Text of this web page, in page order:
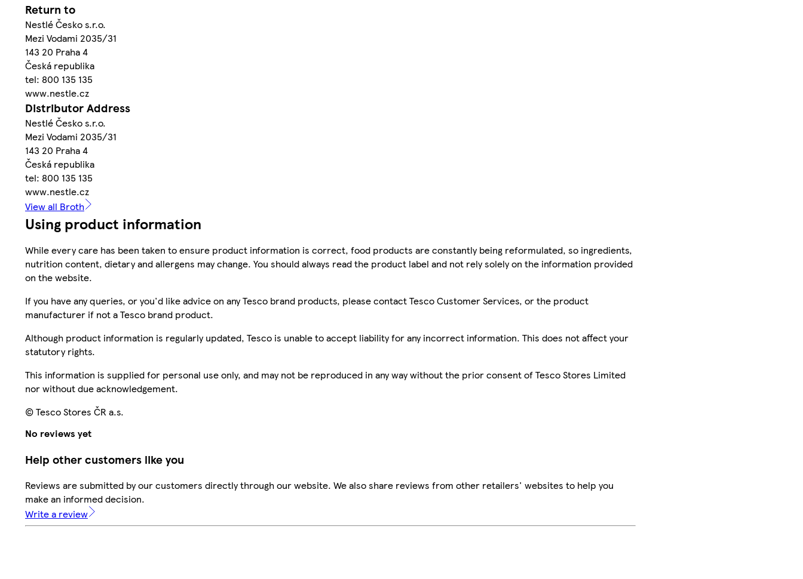
Return to
Nestlé Česko s.r.o.
Mezi Vodami 2035/31
143 20 Praha 4
Česká republika
tel: 800 135 135
www.nestle.cz
Distributor Address
Nestlé Česko s.r.o.
Mezi Vodami 2035/31
143 20 Praha 4
Česká republika
tel: 800 135 135
www.nestle.cz
View all Broth
Using product information
While every care has been taken to ensure product information is correct, food products are constantly being reformulated, so ingredients,
nutrition content, dietary and allergens may change. You should always read the product label and not rely solely on the information provided
on the website.
If you have any queries, or you'd like advice on any Tesco brand products, please contact Tesco Customer Services, or the product
manufacturer if not a Tesco brand product.
Although product information is regularly updated, Tesco is unable to accept liability for any incorrect information. This does not affect your
statutory rights.
This information is supplied for personal use only, and may not be reproduced in any way without the prior consent of Tesco Stores Limited
nor without due acknowledgement.
© Tesco Stores ČR a.s.
No reviews yet
Help other customers like you
Reviews are submitted by our customers directly through our website. We also share reviews from other retailers' websites to help you
make an informed decision.
Write a review